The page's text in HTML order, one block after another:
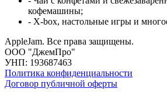
кофемашины;
- X-box, настольные игры и
AppleJam. Все права защищены.
ООО "ДжемПро"
УНП: 193687463
Политика конфиденциальности
Договор публичной оферты